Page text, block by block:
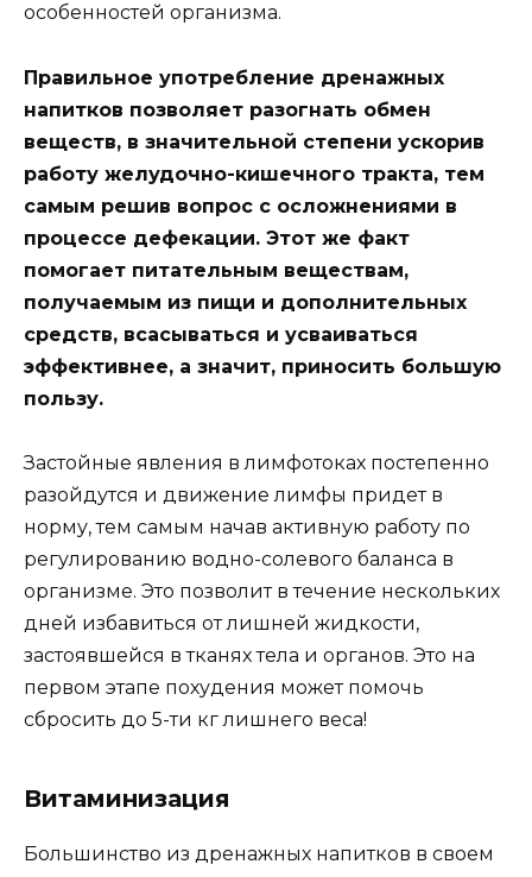
особенностей организма.
Правильное употребление дренажных
напитков позволяет разогнать обмен
веществ, в значительной степени ускорив
работу желудочно-кишечного тракта, тем
самым решив вопрос с осложнениями в
процессе дефекации. Этот же факт
помогает питательным веществам,
получаемым из пищи и дополнительных
средств, всасываться и усваиваться
эффективнее, а значит, приносить большую
пользу.
Застойные явления в лимфотоках постепенно
разойдутся и движение лимфы придет в
норму, тем самым начав активную работу по
регулированию водно-солевого баланса в
организме. Это позволит в течение нескольких
дней избавиться от лишней жидкости,
застоявшейся в тканях тела и органов. Это на
первом этапе похудения может помочь
сбросить до 5-ти кг лишнего веса!
Витаминизация
Большинство из дренажных напитков в своем